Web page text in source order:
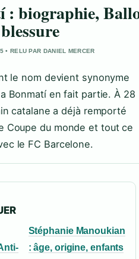
: biographie,
• RELU PAR DANIEL MERCER
le nom devient synonyme
Bonmatí en fait partie. À 28
catalane a déjà remporté
Coupe du monde et tout ce
le FC Barcelone.
Stéphanie Manoukian
: âge, origine, enfants